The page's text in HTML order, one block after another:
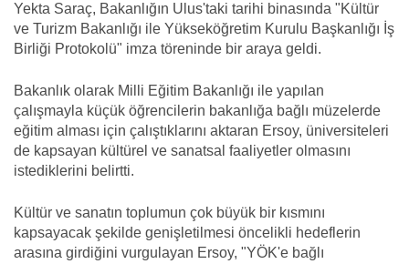
Yekta Saraç, Bakanlığın Ulus'taki tarihi binasında "Kültür
ve Turizm Bakanlığı ile Yükseköğretim Kurulu Başkanlığı İş
Birliği Protokolü" imza töreninde bir araya geldi.
Bakanlık olarak Milli Eğitim Bakanlığı ile yapılan
çalışmayla küçük öğrencilerin bakanlığa bağlı müzelerde
eğitim alması için çalıştıklarını aktaran Ersoy, üniversiteleri
de kapsayan kültürel ve sanatsal faaliyetler olmasını
istediklerini belirtti.
Kültür ve sanatın toplumun çok büyük bir kısmını
kapsayacak şekilde genişletilmesi öncelikli hedeflerin
arasına girdiğini vurgulayan Ersoy, "YÖK'e bağlı